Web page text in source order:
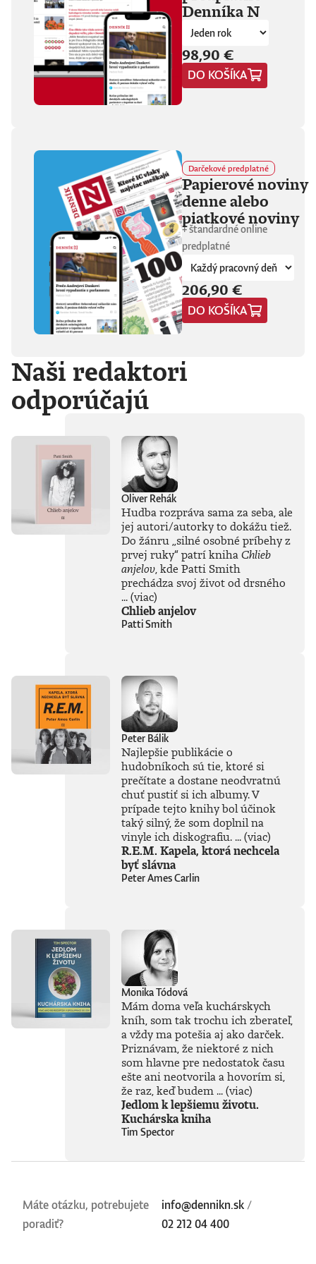
fanúšikovia aj
kritika dávajú palec
hore. Hrá pred
tisíckami ľudí na
festivaloch, vo
vypredaných sálach
aj v malých
punkových
ľudia, ktorí sa
predtým nepoznali,
vedú intenzívny
dialóg o hudbe a
stave sveta. V
štrnástich
tematicky
zameraných
kapitolách príde
okrem iného reč na
punk, trap,
rock’n’roll, Beatles,
Sex Pistols,
Dostojevského,
Hegela, Boha, GG
psychické diagnózy,
lásku, násilie,
rómstvo, working
class, anarchizmus,
okultizmus,
fašizmus, revolúciu,
imagináciu, Garáže,
gitaru, klavír,
mamu, otca aj
brata.Štyri
medzihry vo forme
posluchových
jukeboxov testujú
Denisov hudobný
rozhľad. Body
pozbiera takmer za
všetko.Za rozhovor
s Denisom Bangom
o Beatles, ktorý je
Denníka N
98,90 €
DO KOŠÍKA
Darčekové predplatné
Papierové noviny
denne alebo
piatkové noviny
+ štandardné online
predplatné
206,90 €
DO KOŠÍKA
Naši redaktori
odporúčajú
Oliver Rehák
Hudba rozpráva sama za seba, ale
jej autori/autorky to dokážu tiež.
Do žánru „silné osobné príbehy z
prvej ruky“patrí knihaChlieb
anjelov, kde Patti Smith
prechádza svoj život od drsného
...(viac)
Chlieb anjelov
Patti Smith
Peter Bálik
Najlepšie publikácie o
hudobníkoch sú tie, ktoré si
prečítate a dostane neodvratnú
chuť pustiť si ich albumy. V
prípade tejto knihy bol účinok
taký silný, že som doplnil na
vinyle ich diskografiu. ...(viac)
R.E.M. Kapela, ktorá nechcela
byť slávna
Peter Ames Carlin
Monika Tódová
Mám doma veľa kuchárskych
kníh, som tak trochu ich zberateľ,
a vždy ma potešia aj ako darček.
Priznávam, že niektoré z nich
som hlavne pre nedostatok času
ešte ani neotvorila a hovorím si,
že raz, keď budem ...(viac)
Jedlom k lepšiemu životu.
Kuchárska kniha
Tim Spector
Máte otázku, potrebujete
poradiť?
info@dennikn.sk /
02 212 04 400